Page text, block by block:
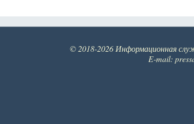
© 2018-2026 Информационная
E-mail: